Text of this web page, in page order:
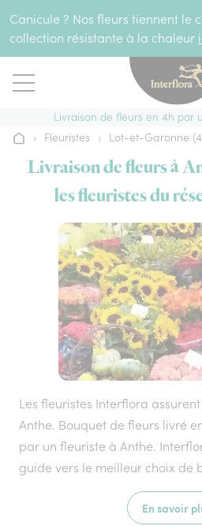
Canicule ? Nos fleurs tiennent le
collection résistante à la chaleur
Livraison de fleurs en 4h par
Accueil
› Fleuristes › Lot-et-Garonne
Livraison de fleurs à
les fleuristes du
Les fleuristes Interflora
Anthe. Bouquet de fleurs livré
par un fleuriste à Anthe.
guide vers le meilleur choix de
En savoir